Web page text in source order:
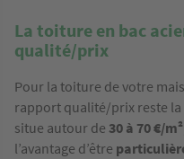
La toiture en bac
qualité/prix
Pour la toiture de votre
rapport qualité/prix reste la
situe autour de 30 à 70 €/m²
l’avantage d’être